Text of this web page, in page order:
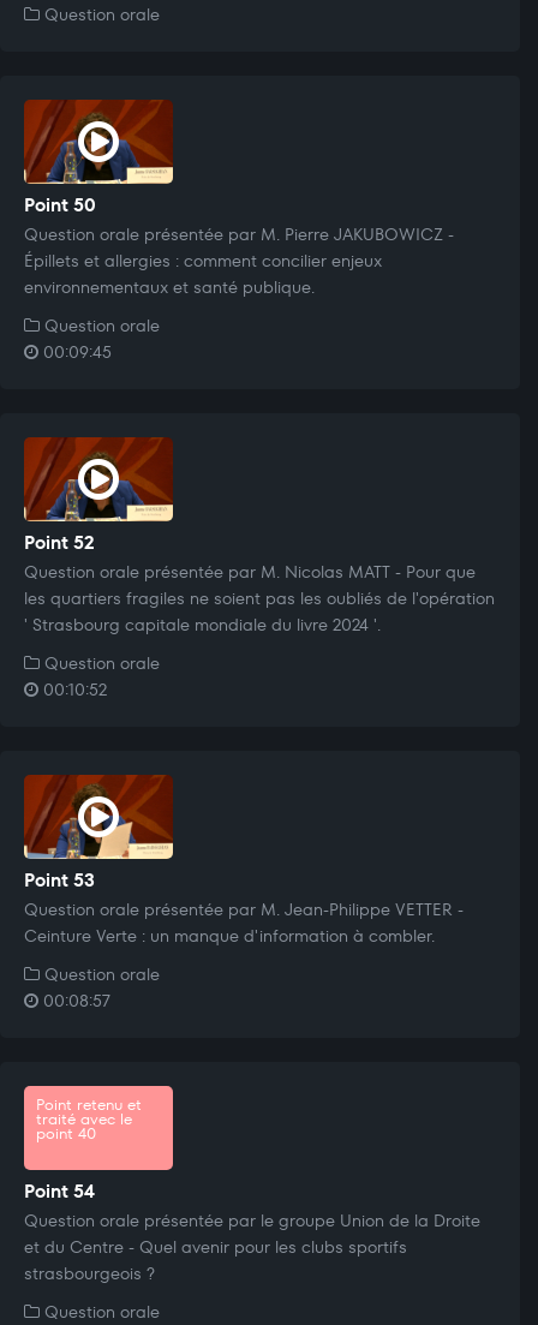
Question orale
Point 50
Question orale présentée par M. Pierre JAKUBOWICZ -
Épillets et allergies : comment concilier enjeux
environnementaux et santé publique.
Question orale
00:09:45
Point 52
Question orale présentée par M. Nicolas MATT - Pour que
les quartiers fragiles ne soient pas les oubliés de l'opération
' Strasbourg capitale mondiale du livre 2024 '.
Question orale
00:10:52
Point 53
Question orale présentée par M. Jean-Philippe VETTER -
Ceinture Verte : un manque d'information à combler.
Question orale
00:08:57
Point retenu et
traité avec le
point 40
Point 54
Question orale présentée par le groupe Union de la Droite
et du Centre - Quel avenir pour les clubs sportifs
strasbourgeois ?
Question orale